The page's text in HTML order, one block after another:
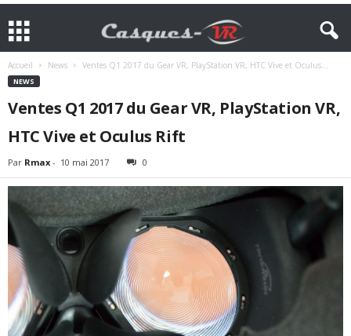
Accueil News Ventes Q1 2017 du Gear VR, PlayStation VR, HTC Vive et Oculus...
NEWS
Ventes Q1 2017 du Gear VR, PlayStation VR,
HTC Vive et Oculus Rift
Par Rmax - 10 mai 2017 0